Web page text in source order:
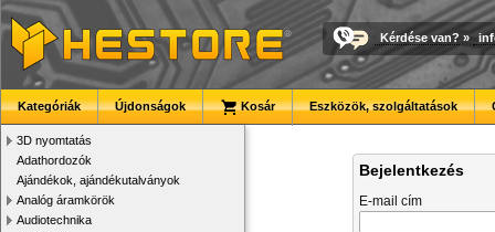
Kérdése van? »
Kategóriák Újdonságok Kosár Eszközök, szolgáltatások
3D nyomtatás
Adathordozók
Ajándékok, ajándékutalványok
Analóg áramkörök
Audiotechnika
Bejelentkezés
E-mail cím